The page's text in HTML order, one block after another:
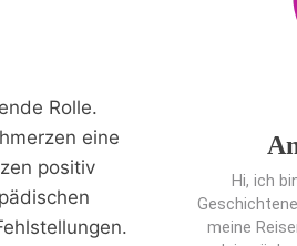
Rolle.
eine
positiv
Hi, ich
meine